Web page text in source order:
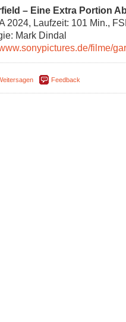
– Eine Extra Portion
2024, Laufzeit: 101 Min.,
Mark Dindal
filme/
Feedback